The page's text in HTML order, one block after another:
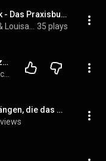
Kapitel 01 - Eft Klopftechnik - Das Praxisbuch zur Selbstanwendung: Stress, Angst & Schmerzen sanft lösen in nur 5 Minuten - Inkl. Soforthilfetipps, Klopfakupressur, Klopfpunkte-Karte uvm.
35 plays
Trauma-Heilung durch Beziehung | Folge 29 | Podcast | "Erschöpfung statt Gelassenheit"
Die Wissenschaft hinter Klängen, die das Gehirn beruhigen